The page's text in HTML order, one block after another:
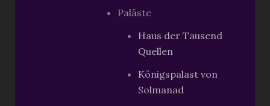
Paläste
Haus der Tausend
Quellen
Königspalast von
Solmanad